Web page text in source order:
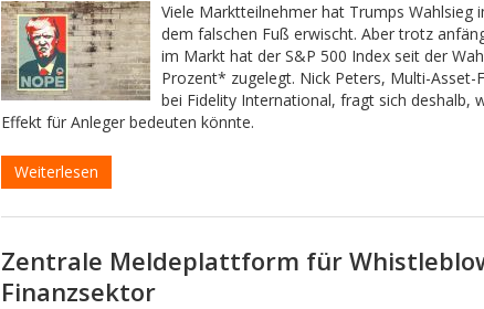
Viele Marktteilnehmer hat Trumps Wahlsieg
dem falschen Fuß erwischt. Aber trotz
im Markt hat der S&P 500 Index seit der
Prozent* zugelegt. Nick Peters, Multi-Asset-
bei Fidelity International, fragt sich deshalb,
Effekt für Anleger bedeuten könnte.
Weiterlesen
Zentrale Meldeplattform für
Finanzsektor